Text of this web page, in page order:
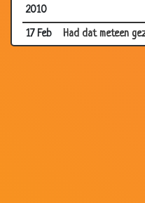
2010
17 Feb
Had dat meteen